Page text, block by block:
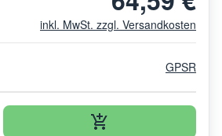
inkl. MwSt. zzgl. Versandkosten
GPSR